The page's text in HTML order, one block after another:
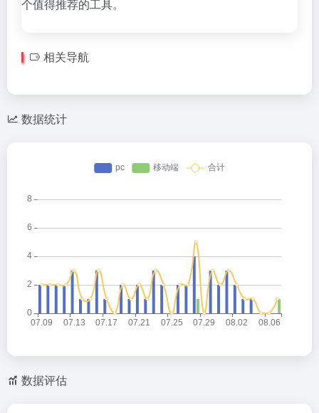
个值得推荐的工具。
相关导航
数据统计
数据评估